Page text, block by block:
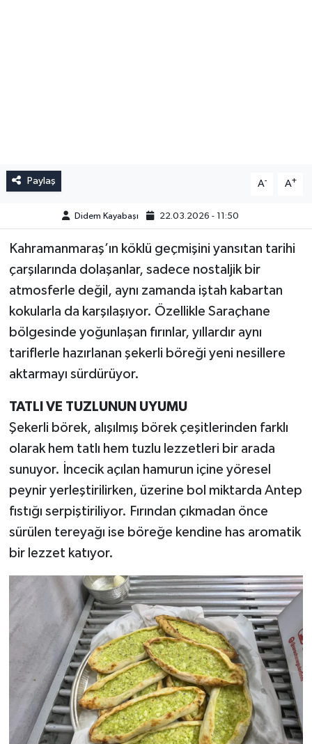
Paylaş A- A+
Didem Kayabaşı 22.03.2026 - 11:50
Kahramanmaraş’ın köklü geçmişini yansıtan tarihi
çarşılarında dolaşanlar, sadece nostaljik bir
atmosferle değil, aynı zamanda iştah kabartan
kokularla da karşılaşıyor. Özellikle Saraçhane
bölgesinde yoğunlaşan fırınlar, yıllardır aynı
tariflerle hazırlanan şekerli böreği yeni nesillere
aktarmayı sürdürüyor.
TATLI VE TUZLUNUN UYUMU
Şekerli börek, alışılmış börek çeşitlerinden farklı
olarak hem tatlı hem tuzlu lezzetleri bir arada
sunuyor. İncecik açılan hamurun içine yöresel
peynir yerleştirilirken, üzerine bol miktarda Antep
fıstığı serpiştiriliyor. Fırından çıkmadan önce
sürülen tereyağı ise böreğe kendine has aromatik
bir lezzet katıyor.